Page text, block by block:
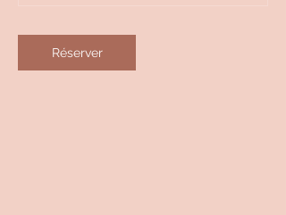
Réserver